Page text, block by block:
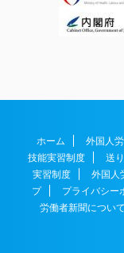
ホーム 外国人
技能実習制度
送
実習制度
外国人
プ
プライバシー
労働者新聞について